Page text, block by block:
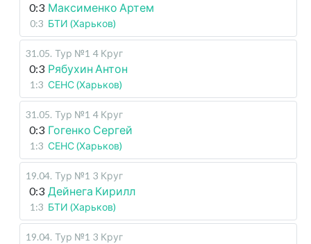
0:3 Максименко Артем
0:3 БТИ (Харьков)
31.05. Тур №1 4 Круг
0:3 Рябухин Антон
1:3 СЕНС (Харьков)
31.05. Тур №1 4 Круг
0:3 Гогенко Сергей
1:3 СЕНС (Харьков)
19.04. Тур №1 3 Круг
0:3 Дейнега Кирилл
1:3 БТИ (Харьков)
19.04. Тур №1 3 Круг